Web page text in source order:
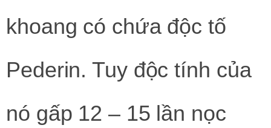
khoang có chứa độc tố
Pederin. Tuy độc tính của
nó gấp 12 – 15 lần nọc